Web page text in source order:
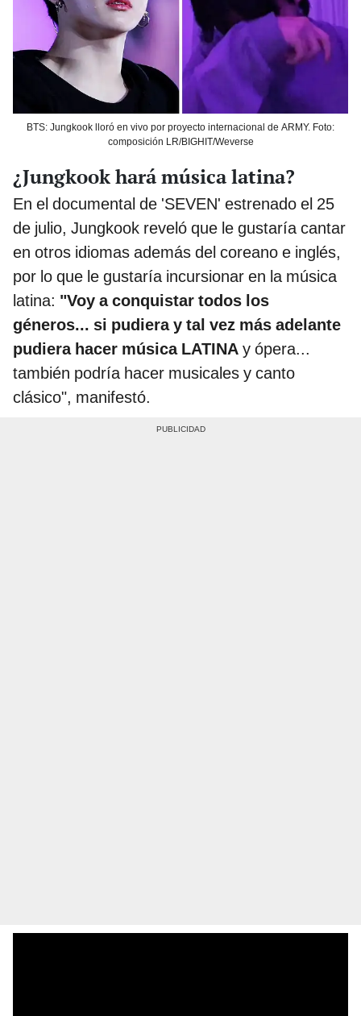
BTS: Jungkook lloró en vivo por proyecto internacional de ARMY. Foto:
composición LR/BIGHIT/Weverse
¿Jungkook hará música latina?
En el documental de 'SEVEN' estrenado el 25
de julio, Jungkook reveló que le gustaría cantar
en otros idiomas además del coreano e inglés,
por lo que le gustaría incursionar en la música
latina: "Voy a conquistar todos los
géneros... si pudiera y tal vez más adelante
pudiera hacer música LATINA y ópera...
también podría hacer musicales y canto
clásico", manifestó.